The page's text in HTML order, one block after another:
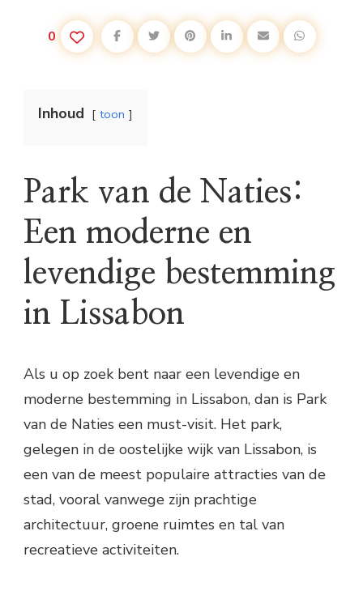
0
Inhoud toon
Park van de Naties:
Een moderne en
levendige bestemming
in Lissabon
Als u op zoek bent naar een levendige en
moderne bestemming in Lissabon, dan is Park
van de Naties een must-visit. Het park,
gelegen in de oostelijke wijk van Lissabon, is
een van de meest populaire attracties van de
stad, vooral vanwege zijn prachtige
architectuur, groene ruimtes en tal van
recreatieve activiteiten.